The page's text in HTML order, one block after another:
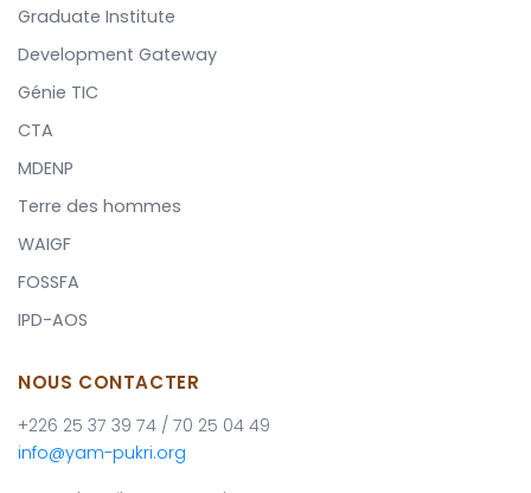
Graduate Institute
Development Gateway
Génie TIC
CTA
MDENP
Terre des hommes
WAIGF
FOSSFA
IPD-AOS
NOUS CONTACTER
+226 25 37 39 74 / 70 25 04 49
info@yam-pukri.org